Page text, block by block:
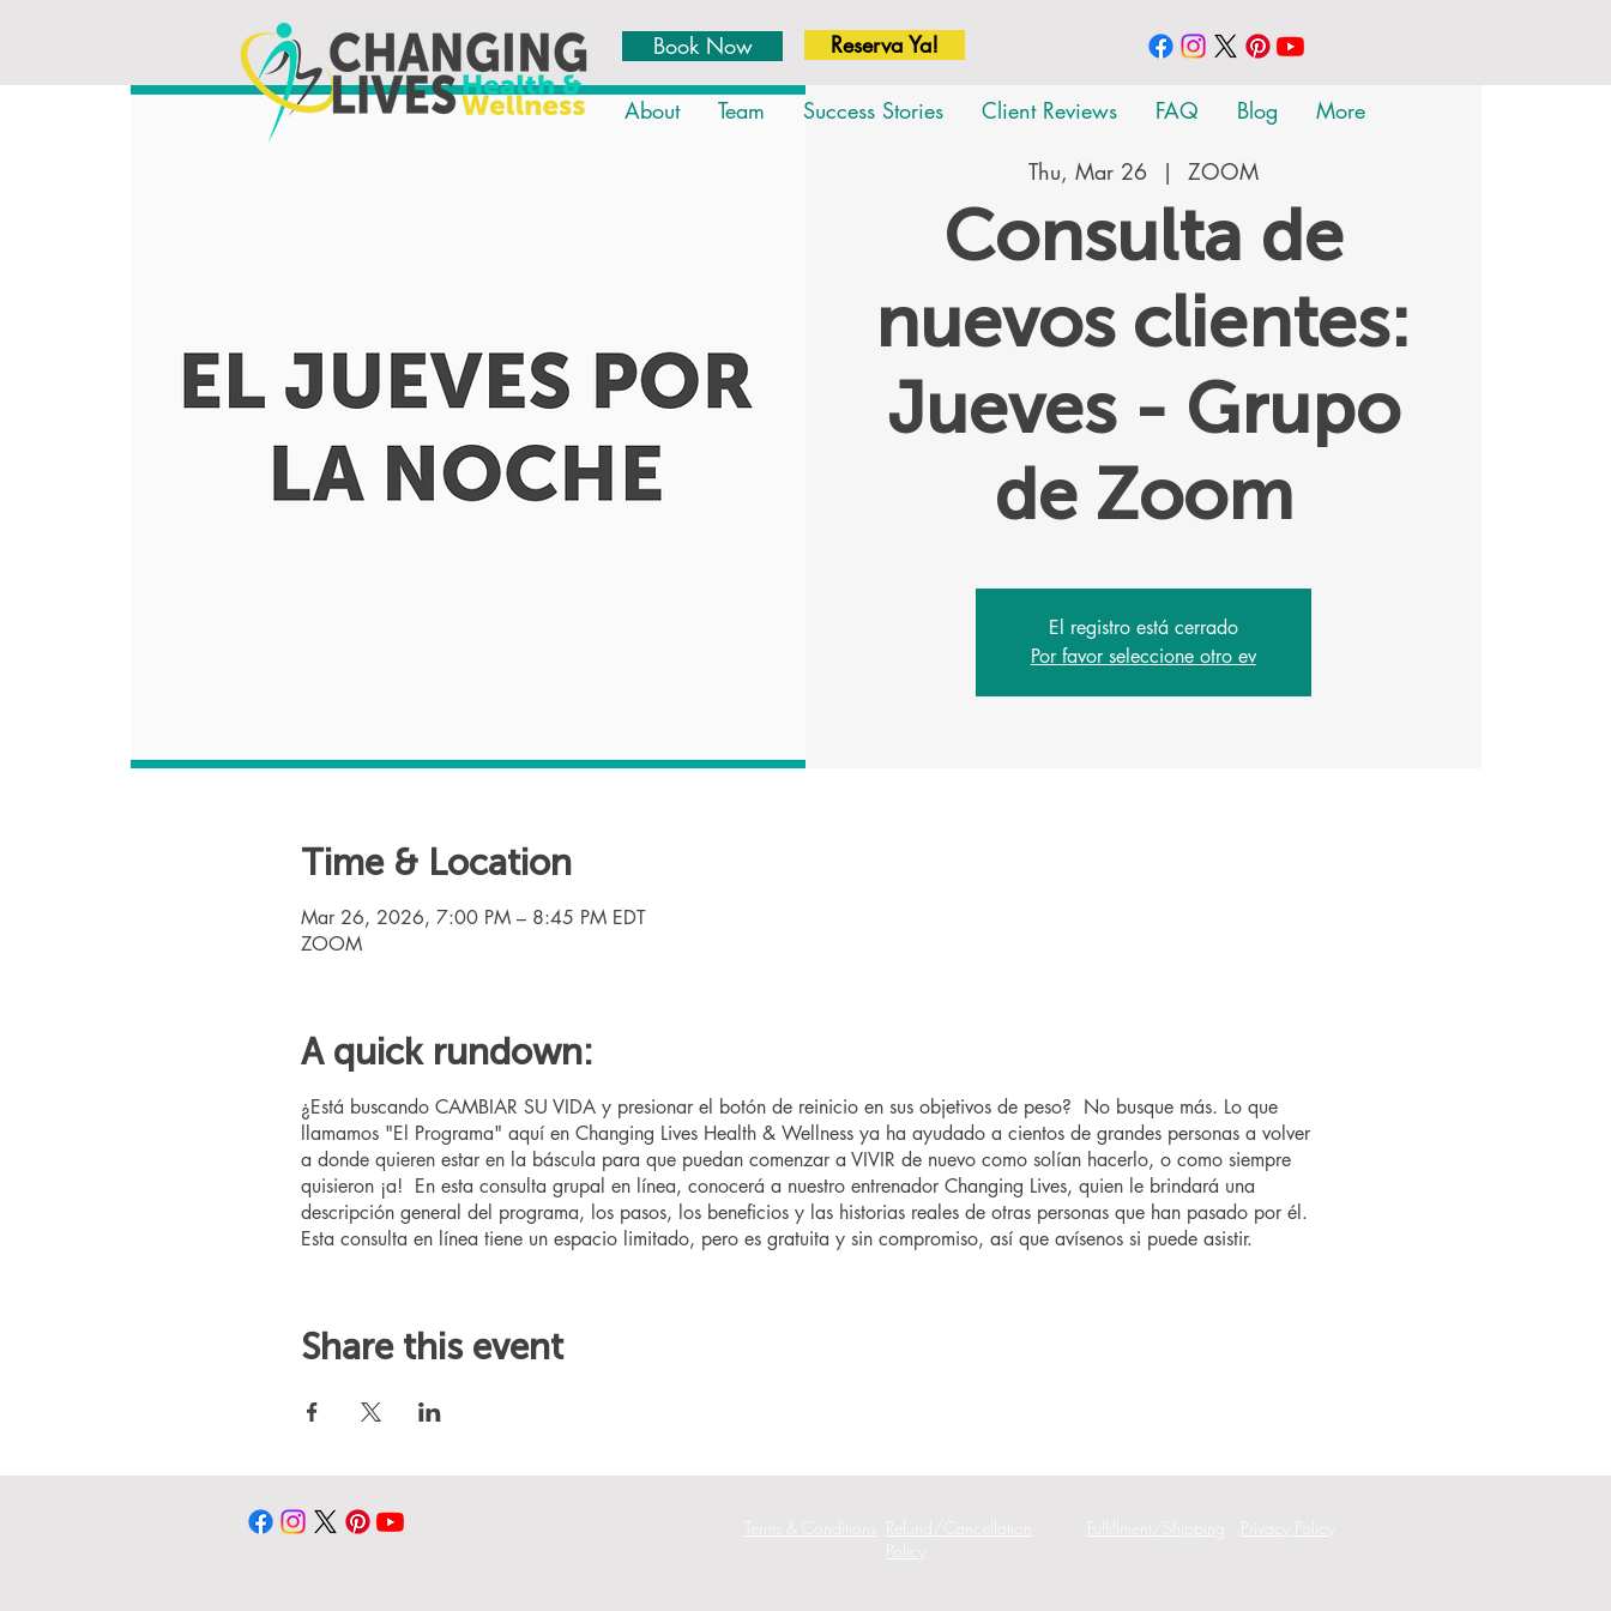
Book Now Reserva Ya!
About Team Success Stories Client Reviews FAQ Blog More
Thu, Mar 26
  |
ZOOM
Consulta de
nuevos clientes:
Jueves - Grupo
de Zoom
El registro está cerrado
Por favor seleccione otro ev
Time & Location
Mar 26, 2026, 7:00 PM – 8:45 PM EDT
ZOOM
A quick rundown:
¿Está buscando CAMBIAR SU VIDA y presionar el botón de reinicio en sus objetivos de peso? No busque más. Lo que
llamamos "El Programa" aquí en Changing Lives Health & Wellness ya ha ayudado a cientos de grandes personas a volver
a donde quieren estar en la báscula para que puedan comenzar a VIVIR de nuevo como solían hacerlo, o como siempre
quisieron ¡a! En esta consulta grupal en línea, conocerá a nuestro entrenador Changing Lives, quien le brindará una
descripción general del programa, los pasos, los beneficios y las historias reales de otras personas que han pasado por él.
Esta consulta en línea tiene un espacio limitado, pero es gratuita y sin compromiso, así que avísenos si puede asistir.
Share this event